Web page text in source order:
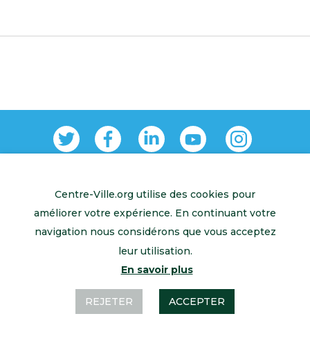
Retour à l’accueil Mentions légales Contactez-nous
Centre-Ville.org utilise des cookies pour
améliorer votre expérience. En continuant votre
navigation nous considérons que vous acceptez
leur utilisation.
En savoir plus
REJETER ACCEPTER